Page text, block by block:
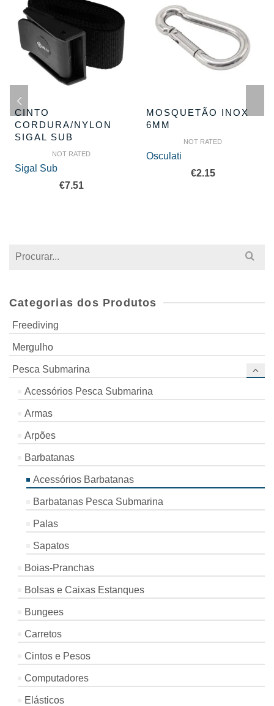
CINTO
CORDURA/NYLON
SIGAL SUB
NOT RATED
Sigal Sub
€7.51
MOSQUETÃO INOX
6MM
NOT RATED
Osculati
€2.15
Search
Categorias dos Produtos
Freediving
Mergulho
Pesca Submarina
Acessórios Pesca Submarina
Armas
Arpões
Barbatanas
Acessórios Barbatanas
Barbatanas Pesca Submarina
Palas
Sapatos
Boias-Pranchas
Bolsas e Caixas Estanques
Bungees
Carretos
Cintos e Pesos
Computadores
Elásticos